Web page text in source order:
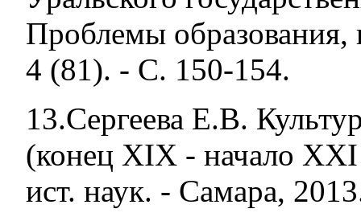
Проблемы
4 (81). - С. 150-154.
13.Сергеева Е.В.
(конец XIX - начало
ист. наук. - Самара,